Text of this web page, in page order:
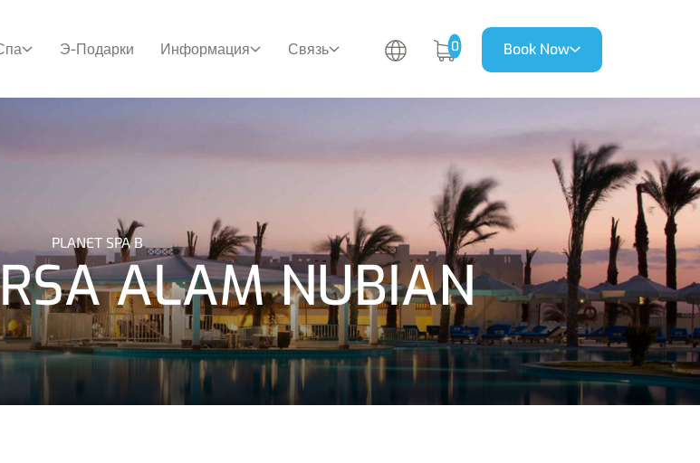
Э-Подарки Информация Связь 0 Book Now
PLANET SPA В
ALAM NUBIAN